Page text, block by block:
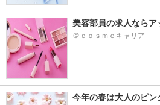
美容部員の求人なら
＠ｃｏｓｍｅキャリア
今年の春は大人のピ